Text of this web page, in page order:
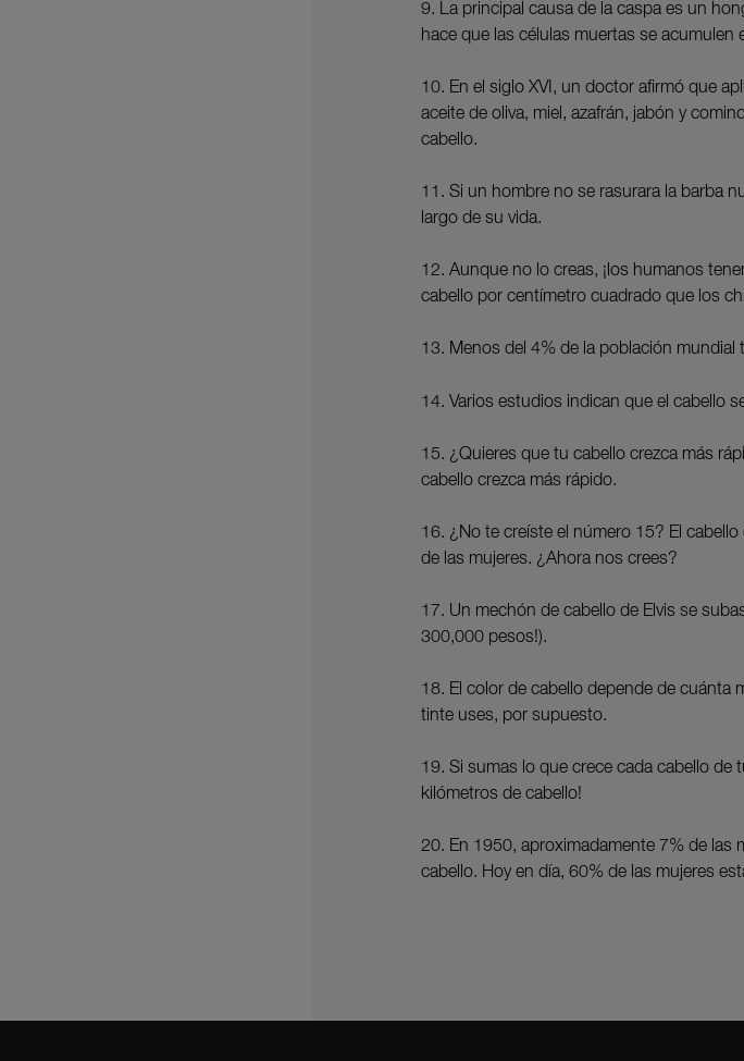
9. La principal causa de la caspa es un
hace que las células muertas se acumulen
10. En el siglo XVI, un doctor afirmó que
aceite de oliva, miel, azafrán, jabón y
cabello.
11. Si un hombre no se rasurara la barba
largo de su vida.
12. Aunque no lo creas, ¡los humanos
cabello por centímetro cuadrado que los
13. Menos del 4% de la población mundial
14. Varios estudios indican que el cabello
15. ¿Quieres que tu cabello crezca más
cabello crezca más rápido.
16. ¿No te creíste el número 15? El
de las mujeres. ¿Ahora nos crees?
17. Un mechón de cabello de Elvis se
300,000 pesos!).
18. El color de cabello depende de cuánta
tinte uses, por supuesto.
19. Si sumas lo que crece cada cabello de
kilómetros de cabello!
20. En 1950, aproximadamente 7% de las
cabello. Hoy en día, 60% de las mujeres